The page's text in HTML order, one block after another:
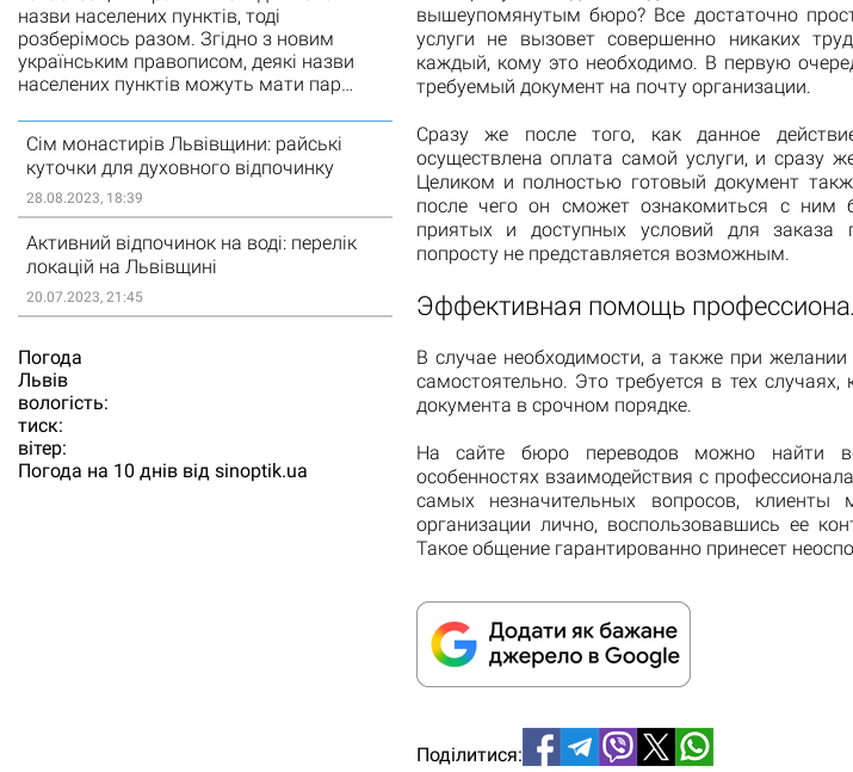
назви населених пунктів, тоді
розберімось разом. Згідно з новим
українським правописом, деякі назви
населених пунктів можуть мати пар…
Сім монастирів Львівщини: райські
куточки для духовного відпочинку
28.08.2023, 18:39
Активний відпочинок на воді: перелік
локацій на Львівщині
20.07.2023, 21:45
Погода
Львiв
вологість:
тиск:
вітер:
Погода на 10 днів від sinoptik.ua
вышеупомянутым бюро? Все достаточно
услуги не вызовет совершенно никаких
каждый, кому это необходимо. В первую
требуемый документ на почту организации.
Сразу же после того, как данное
осуществлена оплата самой услуги, и сразу
Целиком и полностью готовый документ
после чего он сможет ознакомиться с ним
приятых и доступных условий для заказа
попросту не представляется возможным.
Эффективная помощь
В случае необходимости, а также при
самостоятельно. Это требуется в тех
документа в срочном порядке.
На сайте бюро переводов можно найти
особенностях взаимодействия с
самых незначительных вопросов,
организации лично, воспользовавшись ее
Такое общение гарантированно принесет
Поділитися: